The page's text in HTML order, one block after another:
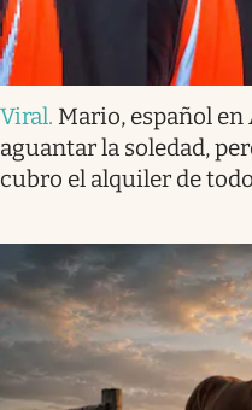
Viral. Mario, español
aguantar la soledad,
cubro el alquiler de